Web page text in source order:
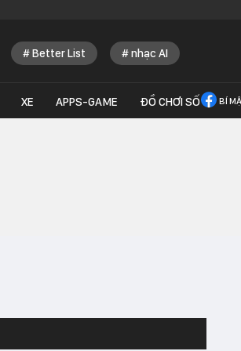
Better List nhạc AI
XE APPS-GAME ĐỒ CHƠI SỐ BÍ